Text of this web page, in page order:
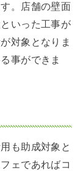
。店舗の壁面
いった工事が
対象となりま
事ができま
も助成対象と
ェであればコ